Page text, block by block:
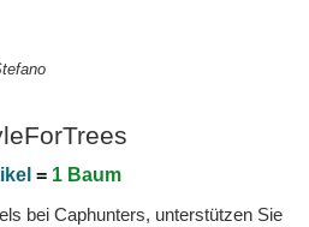
= 1 Baum
bei Caphunters, unterstützen Sie